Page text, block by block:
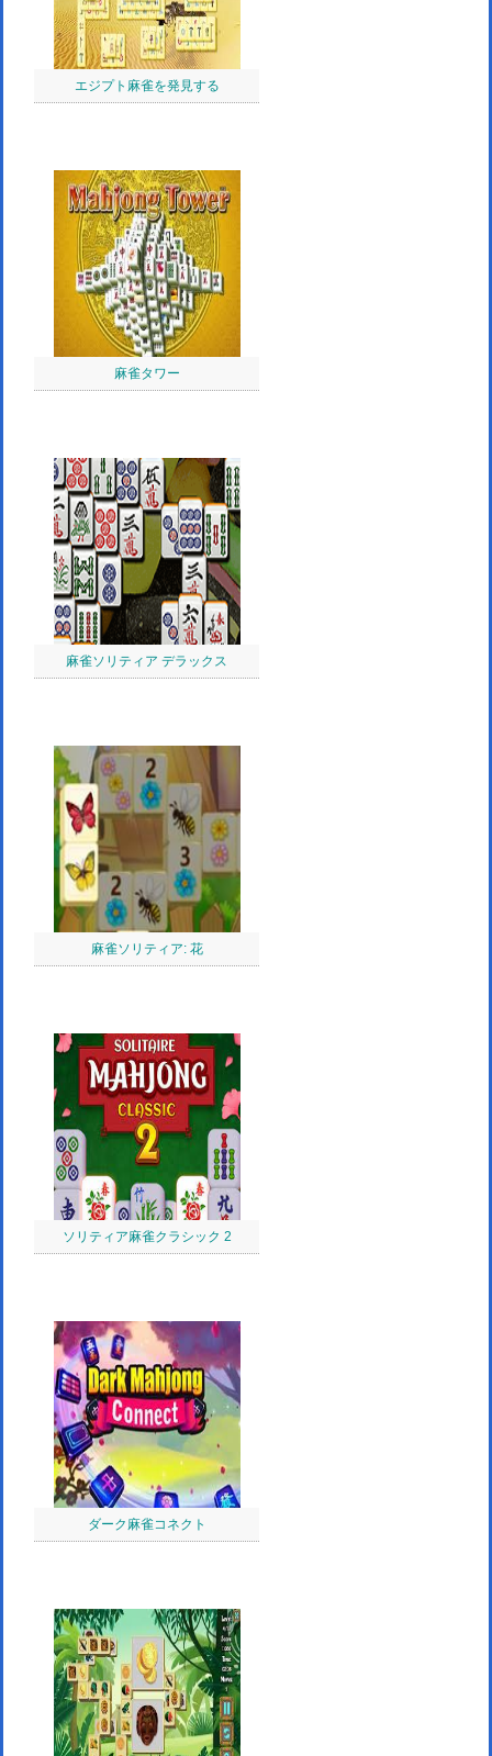
エジプト麻雀を発見する
麻雀タワー
麻雀ソリティア デラックス
麻雀ソリティア: 花
ソリティア麻雀クラシック 2
ダーク麻雀コネクト